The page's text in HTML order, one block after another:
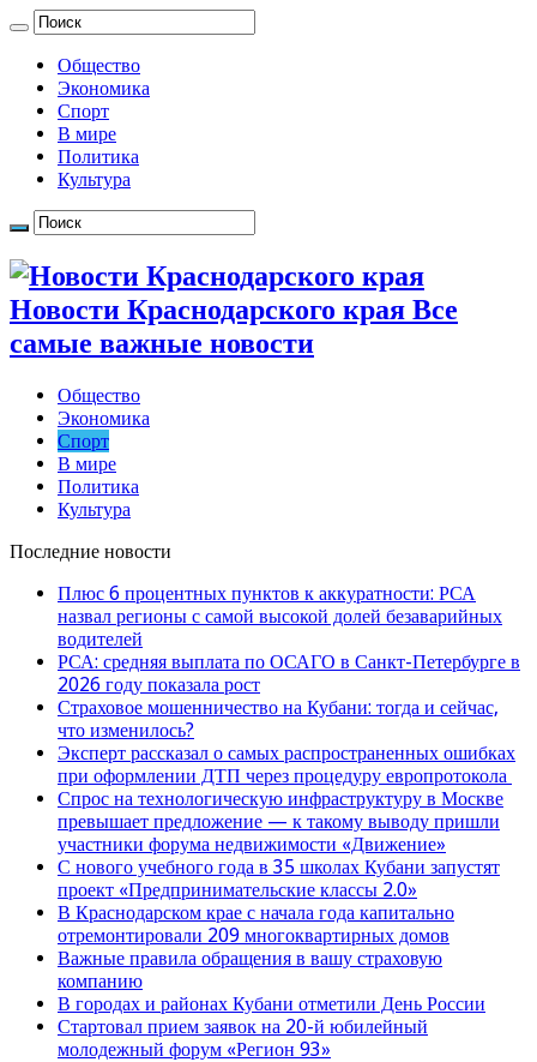
Общество
Экономика
Спорт
В мире
Политика
Культура
Новости Краснодарского края Все
самые важные новости
Общество
Экономика
Спорт
В мире
Политика
Культура
Последние новости
Плюс 6 процентных пунктов к аккуратности: РСА
назвал регионы с самой высокой долей безаварийных
водителей
РСА: средняя выплата по ОСАГО в Санкт-Петербурге в
2026 году показала рост
Страховое мошенничество на Кубани: тогда и сейчас,
что изменилось?
Эксперт рассказал о самых распространенных ошибках
при оформлении ДТП через процедуру европротокола
Спрос на технологическую инфраструктуру в Москве
превышает предложение — к такому выводу пришли
участники форума недвижимости «Движение»
С нового учебного года в 35 школах Кубани запустят
проект «Предпринимательские классы 2.0»
В Краснодарском крае с начала года капитально
отремонтировали 209 многоквартирных домов
Важные правила обращения в вашу страховую
компанию
В городах и районах Кубани отметили День России
Стартовал прием заявок на 20-й юбилейный
молодежный форум «Регион 93»